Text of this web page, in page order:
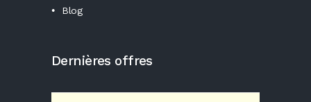
Blog
Dernières offres